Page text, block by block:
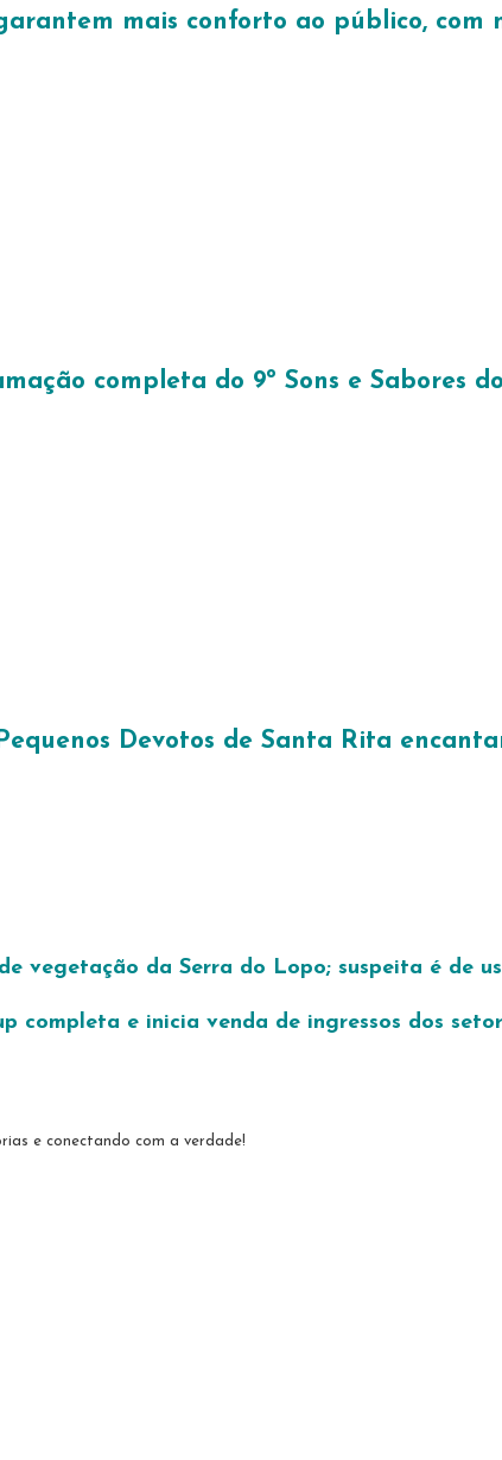
mais conforto ao público, com
completa do 9º Sons e Sabores
Devotos de Santa Rita
vegetação da Serra do Lopo; suspeita é de
completa e inicia venda de ingressos dos
e conectando com a verdade!